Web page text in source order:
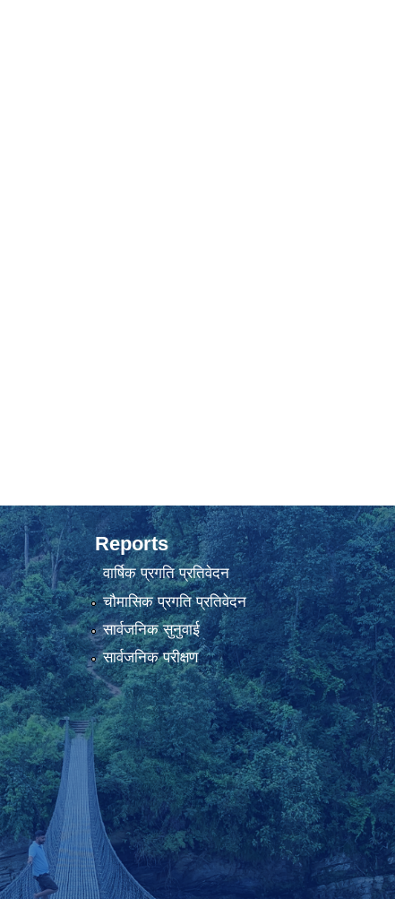
Reports
वार्षिक प्रगति प्रतिवेदन
चौमासिक प्रगति प्रतिवेदन
सार्वजनिक सुनुवाई
सार्वजनिक परीक्षण